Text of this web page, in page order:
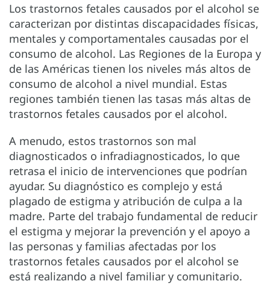
Los trastornos fetales causados por el alcohol se
caracterizan por distintas discapacidades físicas,
mentales y comportamentales causadas por el
consumo de alcohol. Las Regiones de la Europa y
de las Américas tienen los niveles más altos de
consumo de alcohol a nivel mundial. Estas
regiones también tienen las tasas más altas de
trastornos fetales causados por el alcohol.
A menudo, estos trastornos son mal
diagnosticados o infradiagnosticados, lo que
retrasa el inicio de intervenciones que podrían
ayudar. Su diagnóstico es complejo y está
plagado de estigma y atribución de culpa a la
madre. Parte del trabajo fundamental de reducir
el estigma y mejorar la prevención y el apoyo a
las personas y familias afectadas por los
trastornos fetales causados por el alcohol se
está realizando a nivel familiar y comunitario.